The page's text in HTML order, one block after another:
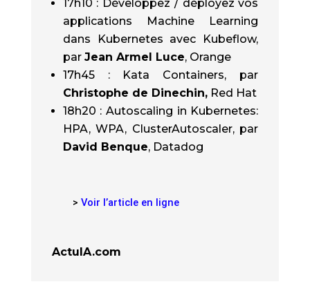
17h10 : Développez / déployez vos
applications Machine Learning
dans Kubernetes avec Kubeflow,
par Jean Armel Luce, Orange
17h45 : Kata Containers, par
Christophe de Dinechin,Red Hat
18h20 : Autoscaling in Kubernetes:
HPA, WPA, ClusterAutoscaler, par
David Benque, Datadog
> Voir l’article en ligne
ActuIA.com